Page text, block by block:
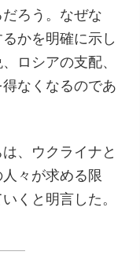
ろう。なぜな
かを明確に示し
ロシアの支配、
なくなるのであ
、ウクライナと
々が求める限
くと明言した。